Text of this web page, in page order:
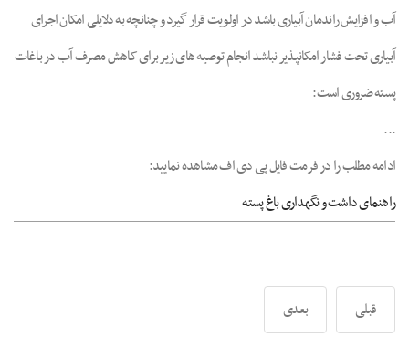
آب و افزایش راندمان آبیاری باشد در اولویت قرار گیرد و چنانچه به دلایلی امکان اجرای
آبیاری تحت فشار امکانپذیر نباشد انجام توصیه های زیر برای کاهش مصرف آب در باغات
پسته ضروری است:
...
ادامه مطلب را در فرمت فایل پی دی اف مشاهده نمایید:
راهنمای داشت و نگهداری باغ پسته
قبلی بعدی